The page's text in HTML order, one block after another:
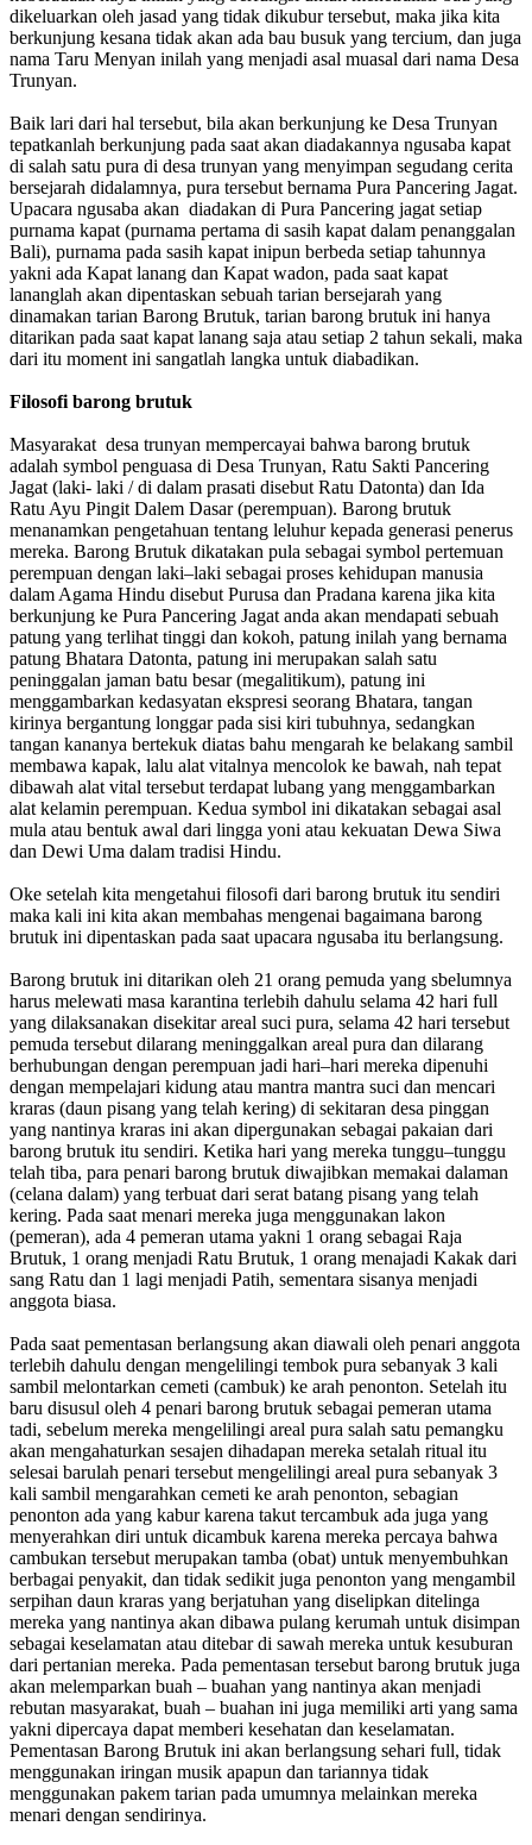
dikeluarkan oleh jasad yang tidak dikubur tersebut, maka jika kita
berkunjung kesana tidak akan ada bau busuk yang tercium, dan juga
nama Taru Menyan inilah yang menjadi asal muasal dari nama Desa
Trunyan.
Baik lari dari hal tersebut, bila akan berkunjung ke Desa Trunyan
tepatkanlah berkunjung pada saat akan diadakannya ngusaba kapat
di salah satu pura di desa trunyan yang menyimpan segudang cerita
bersejarah didalamnya, pura tersebut bernama Pura Pancering Jagat.
Upacara ngusaba akan diadakan di Pura Pancering jagat setiap
purnama kapat (purnama pertama di sasih kapat dalam penanggalan
Bali), purnama pada sasih kapat inipun berbeda setiap tahunnya
yakni ada Kapat lanang dan Kapat wadon, pada saat kapat
lananglah akan dipentaskan sebuah tarian bersejarah yang
dinamakan tarian Barong Brutuk, tarian barong brutuk ini hanya
ditarikan pada saat kapat lanang saja atau setiap 2 tahun sekali, maka
dari itu moment ini sangatlah langka untuk diabadikan.
Filosofi barong brutuk
Masyarakat desa trunyan mempercayai bahwa barong brutuk
adalah symbol penguasa di Desa Trunyan, Ratu Sakti Pancering
Jagat (laki- laki / di dalam prasati disebut Ratu Datonta) dan Ida
Ratu Ayu Pingit Dalem Dasar (perempuan). Barong brutuk
menanamkan pengetahuan tentang leluhur kepada generasi penerus
mereka. Barong Brutuk dikatakan pula sebagai symbol pertemuan
perempuan dengan laki–laki sebagai proses kehidupan manusia
dalam Agama Hindu disebut Purusa dan Pradana karena jika kita
berkunjung ke Pura Pancering Jagat anda akan mendapati sebuah
patung yang terlihat tinggi dan kokoh, patung inilah yang bernama
patung Bhatara Datonta, patung ini merupakan salah satu
peninggalan jaman batu besar (megalitikum), patung ini
menggambarkan kedasyatan ekspresi seorang Bhatara, tangan
kirinya bergantung longgar pada sisi kiri tubuhnya, sedangkan
tangan kananya bertekuk diatas bahu mengarah ke belakang sambil
membawa kapak, lalu alat vitalnya mencolok ke bawah, nah tepat
dibawah alat vital tersebut terdapat lubang yang menggambarkan
alat kelamin perempuan. Kedua symbol ini dikatakan sebagai asal
mula atau bentuk awal dari lingga yoni atau kekuatan Dewa Siwa
dan Dewi Uma dalam tradisi Hindu.
Oke setelah kita mengetahui filosofi dari barong brutuk itu sendiri
maka kali ini kita akan membahas mengenai bagaimana barong
brutuk ini dipentaskan pada saat upacara ngusaba itu berlangsung.
Barong brutuk ini ditarikan oleh 21 orang pemuda yang sbelumnya
harus melewati masa karantina terlebih dahulu selama 42 hari full
yang dilaksanakan disekitar areal suci pura, selama 42 hari tersebut
pemuda tersebut dilarang meninggalkan areal pura dan dilarang
berhubungan dengan perempuan jadi hari–hari mereka dipenuhi
dengan mempelajari kidung atau mantra mantra suci dan mencari
kraras (daun pisang yang telah kering) di sekitaran desa pinggan
yang nantinya kraras ini akan dipergunakan sebagai pakaian dari
barong brutuk itu sendiri. Ketika hari yang mereka tunggu–tunggu
telah tiba, para penari barong brutuk diwajibkan memakai dalaman
(celana dalam) yang terbuat dari serat batang pisang yang telah
kering. Pada saat menari mereka juga menggunakan lakon
(pemeran), ada 4 pemeran utama yakni 1 orang sebagai Raja
Brutuk, 1 orang menjadi Ratu Brutuk, 1 orang menajadi Kakak dari
sang Ratu dan 1 lagi menjadi Patih, sementara sisanya menjadi
anggota biasa.
Pada saat pementasan berlangsung akan diawali oleh penari anggota
terlebih dahulu dengan mengelilingi tembok pura sebanyak 3 kali
sambil melontarkan cemeti (cambuk) ke arah penonton. Setelah itu
baru disusul oleh 4 penari barong brutuk sebagai pemeran utama
tadi, sebelum mereka mengelilingi areal pura salah satu pemangku
akan mengahaturkan sesajen dihadapan mereka setalah ritual itu
selesai barulah penari tersebut mengelilingi areal pura sebanyak 3
kali sambil mengarahkan cemeti ke arah penonton, sebagian
penonton ada yang kabur karena takut tercambuk ada juga yang
menyerahkan diri untuk dicambuk karena mereka percaya bahwa
cambukan tersebut merupakan tamba (obat) untuk menyembuhkan
berbagai penyakit, dan tidak sedikit juga penonton yang mengambil
serpihan daun kraras yang berjatuhan yang diselipkan ditelinga
mereka yang nantinya akan dibawa pulang kerumah untuk disimpan
sebagai keselamatan atau ditebar di sawah mereka untuk kesuburan
dari pertanian mereka. Pada pementasan tersebut barong brutuk juga
akan melemparkan buah – buahan yang nantinya akan menjadi
rebutan masyarakat, buah – buahan ini juga memiliki arti yang sama
yakni dipercaya dapat memberi kesehatan dan keselamatan.
Pementasan Barong Brutuk ini akan berlangsung sehari full, tidak
menggunakan iringan musik apapun dan tariannya tidak
menggunakan pakem tarian pada umumnya melainkan mereka
menari dengan sendirinya.